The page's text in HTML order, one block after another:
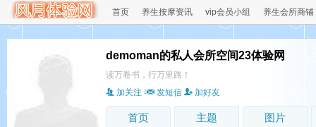
首页 养生按摩资讯 vip会员小组 养生会所商铺
demoman的私人会所空间23体验网
读万卷书，行万里路！
加关注
发短信 加好友
首页 主题 图片